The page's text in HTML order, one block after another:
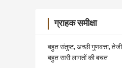
ग्राहक समीक्षा
बहुत संतुष्ट, अच्छी गुणवत्ता,
बहुत सारी लागतों की बचत